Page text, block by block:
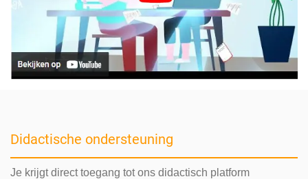
Didactische ondersteuning
Je krijgt direct toegang tot ons didactisch platform